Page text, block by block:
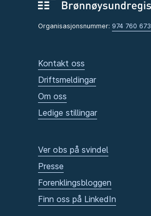
Organisasjonsnummer: 974 760 673
Kontakt oss
Driftsmeldingar
Om oss
Ledige stillingar
Ver obs på svindel
Presse
Forenklingsbloggen
Finn oss på LinkedIn